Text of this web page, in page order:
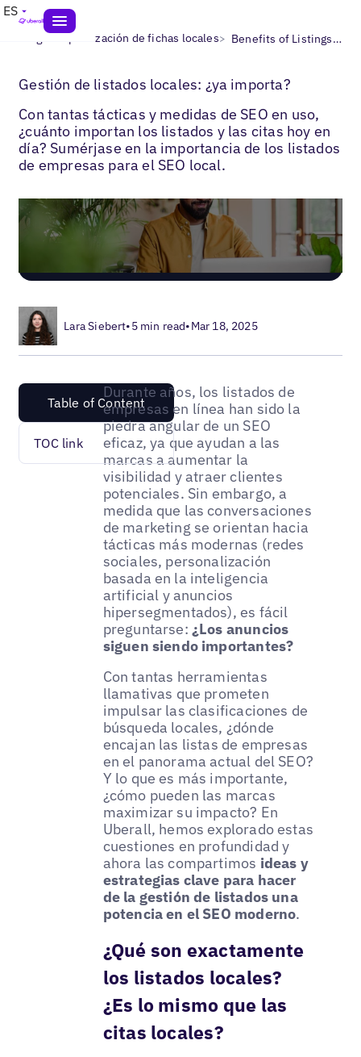
ES
Blogs> Optimización de fichas locales> Benefits of Listings Management
Gestión de listados locales: ¿ya importa?
Con tantas tácticas y medidas de SEO en uso,
¿cuánto importan los listados y las citas hoy en
día? Sumérjase en la importancia de los listados
de empresas para el SEO local.
Lara Siebert•5 min read•Mar 18, 2025
Table of Content
TOC link
Durante años, los listados de
empresas en línea han sido la
piedra angular de un SEO
eficaz, ya que ayudan a las
marcas a aumentar la
visibilidad y atraer clientes
potenciales. Sin embargo, a
medida que las conversaciones
de marketing se orientan hacia
tácticas más modernas (redes
sociales, personalización
basada en la inteligencia
artificial y anuncios
hipersegmentados), es fácil
preguntarse: ¿Los anuncios
siguen siendo importantes?
Con tantas herramientas
llamativas que prometen
impulsar las clasificaciones de
búsqueda locales, ¿dónde
encajan las listas de empresas
en el panorama actual del SEO?
Y lo que es más importante,
¿cómo pueden las marcas
maximizar su impacto? En
Uberall, hemos explorado estas
cuestiones en profundidad y
ahora las compartimos ideas y
estrategias clave para hacer
de la gestión de listados una
potencia en el SEO moderno.
¿Qué son exactamente
los listados locales?
¿Es lo mismo que las
citas locales?